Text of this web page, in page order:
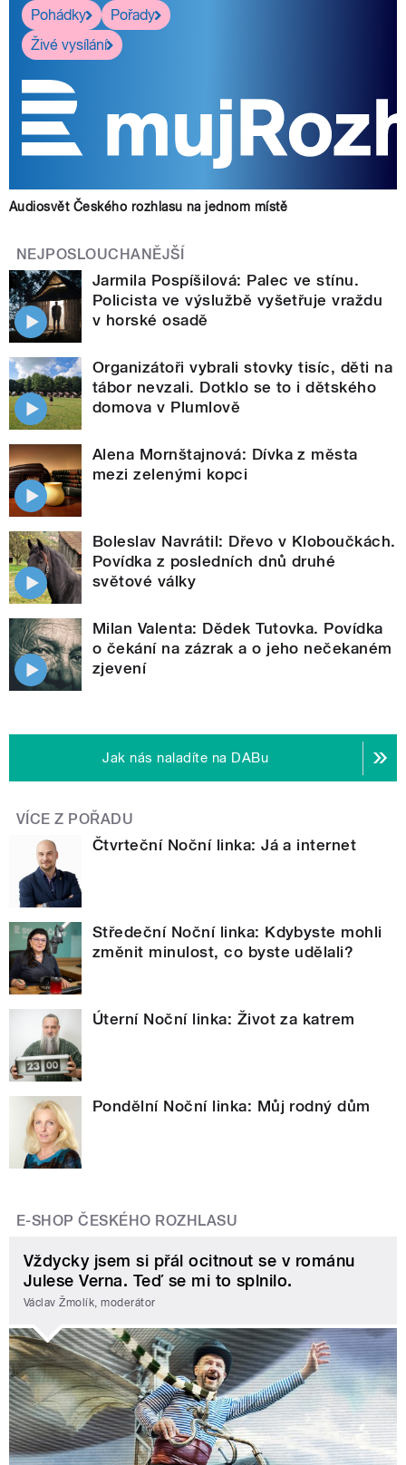
Pohádky
Pořady
Živé vysílání
Audiosvět Českého rozhlasu na jednom místě
NEJPOSLOUCHANĚJŠÍ
Jarmila Pospíšilová: Palec ve stínu.
Policista ve výslužbě vyšetřuje vraždu
v horské osadě
Organizátoři vybrali stovky tisíc, děti na
tábor nevzali. Dotklo se to i dětského
domova v Plumlově
Alena Mornštajnová: Dívka z města
mezi zelenými kopci
Boleslav Navrátil: Dřevo v Kloboučkách.
Povídka z posledních dnů druhé
světové války
Milan Valenta: Dědek Tutovka. Povídka
o čekání na zázrak a o jeho nečekaném
zjevení
Jak nás naladíte na DABu
VÍCE Z POŘADU
Čtvrteční Noční linka: Já a internet
Středeční Noční linka: Kdybyste mohli
změnit minulost, co byste udělali?
Úterní Noční linka: Život za katrem
Pondělní Noční linka: Můj rodný dům
E-SHOP ČESKÉHO ROZHLASU
Vždycky jsem si přál ocitnout se v románu
Julese Verna. Teď se mi to splnilo.
Václav Žmolík, moderátor